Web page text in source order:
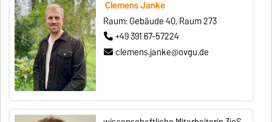
Clemens Janke
Raum: Gebäude 40, Raum 273
+49 391 67-57224
clemens.janke@ovgu.de